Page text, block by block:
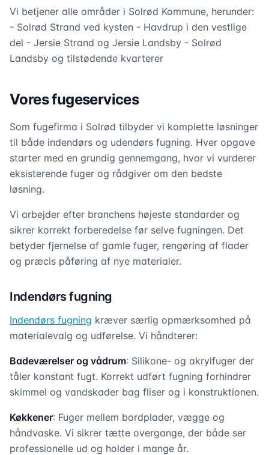
Vi betjener alle områder i Solrød Kommune, herunder:
- Solrød Strand ved kysten - Havdrup i den vestlige
del - Jersie Strand og Jersie Landsby - Solrød
Landsby og tilstødende kvarterer
Vores fugeservices
Som fugefirma i Solrød tilbyder vi komplette løsninger
til både indendørs og udendørs fugning. Hver opgave
starter med en grundig gennemgang, hvor vi vurderer
eksisterende fuger og rådgiver om den bedste
løsning.
Vi arbejder efter branchens højeste standarder og
sikrer korrekt forberedelse før selve fugningen. Det
betyder fjernelse af gamle fuger, rengøring af flader
og præcis påføring af nye materialer.
Indendørs fugning
Indendørs fugning kræver særlig opmærksomhed på
materialevalg og udførelse. Vi håndterer:
Badeværelser og vådrum: Silikone- og akrylfuger der
tåler konstant fugt. Korrekt udført fugning forhindrer
skimmel og vandskader bag fliser og i konstruktionen.
Køkkener: Fuger mellem bordplader, vægge og
håndvaske. Vi sikrer tætte overgange, der både ser
professionelle ud og holder i mange år.